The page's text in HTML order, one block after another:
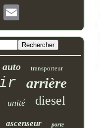
auto transporteur
arrière
unité diesel
ascenseur porte